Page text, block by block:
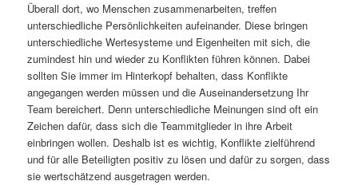
Überall dort, wo Menschen zusammenarbeiten, treffen
unterschiedliche Persönlichkeiten aufeinander. Diese bringen
unterschiedliche Wertesysteme und Eigenheiten mit sich, die
zumindest hin und wieder zu Konflikten führen können. Dabei
sollten Sie immer im Hinterkopf behalten, dass Konflikte
angegangen werden müssen und die Auseinandersetzung Ihr
Team bereichert. Denn unterschiedliche Meinungen sind oft ein
Zeichen dafür, dass sich die Teammitglieder in ihre Arbeit
einbringen wollen. Deshalb ist es wichtig, Konflikte zielführend
und für alle Beteiligten positiv zu lösen und dafür zu sorgen, dass
sie wertschätzend ausgetragen werden.